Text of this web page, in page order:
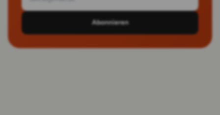
Abonnieren